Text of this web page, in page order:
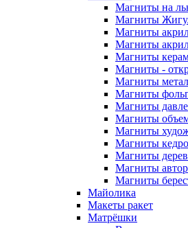
Магниты на
Магниты
Магниты
Магниты
Магниты
Магниты -
Магниты
Магниты
Магниты
Магниты
Магниты
Магниты
Магниты
Магниты
Магниты
Майолика
Макеты ракет
Матрёшки